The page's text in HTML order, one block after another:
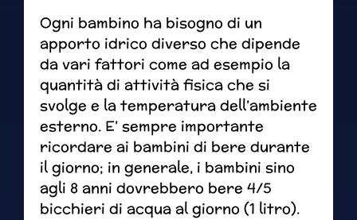
Ogni bambino ha bisogno di un
apporto idrico diverso che dipende
da vari fattori come ad esempio la
quantità di attività fisica che si
svolge e la temperatura dell’ambiente
esterno. E’ sempre importante
ricordare ai bambini di bere durante
il giorno; in generale, i bambini sino
agli 8 anni dovrebbero bere 4/5
bicchieri di acqua al giorno (1 litro).